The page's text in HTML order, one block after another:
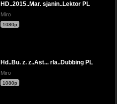
HD..2015..Mar. sjanin..Lektor PL
Miro
1080p
Hd..Bu. z. z..Ast... rla..Dubbing PL
Miro
1080p